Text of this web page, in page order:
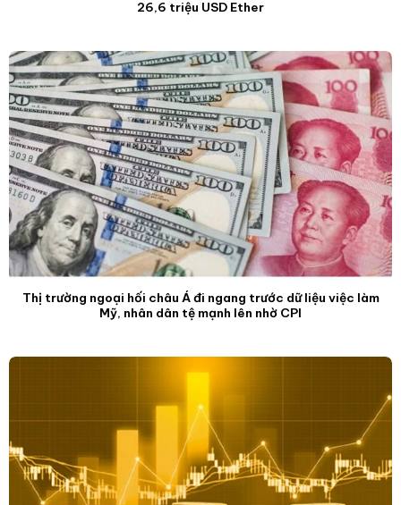
26,6 triệu USD Ether
Thị trường ngoại hối châu Á đi ngang trước dữ liệu việc làm
Mỹ, nhân dân tệ mạnh lên nhờ CPI